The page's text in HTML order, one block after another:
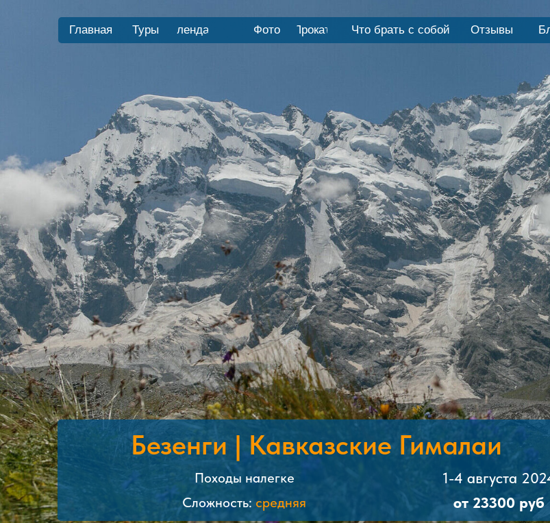
Главная Туры Календарь Фото Прокат Что брать с собой Отзывы
Безенги | Кавказские Гималаи
1-4 августа
Сложность: средняя
Походы налегке
от 23300 руб